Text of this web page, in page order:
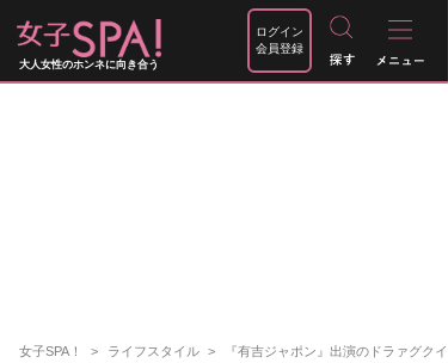
大人女性のホンネに向き合う
ログイン
会員登録
女子SPA！ ライフスタイル
『有吉ジャポン』出演のドラァグクイ